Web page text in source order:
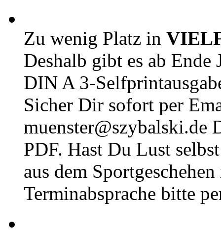
Zu wenig Platz in
Deshalb gibt es ab Ende
DIN A 3-
Sicher Dir sofort per
muenster@szybalski.de
PDF. Hast Du Lust
aus dem
Terminabsprache bitte